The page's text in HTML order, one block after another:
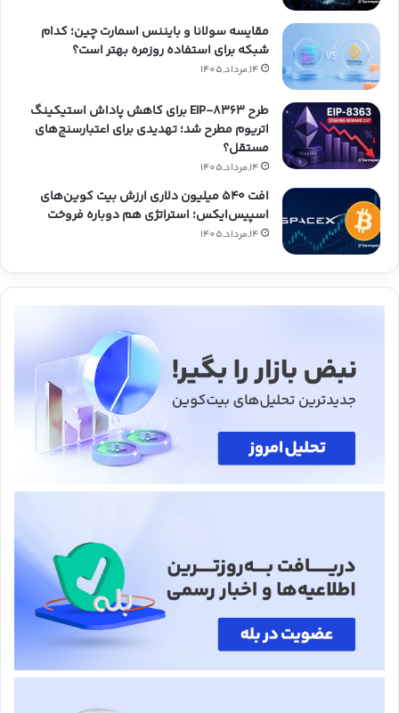
مقایسه سولانا و بایننس اسمارت چین؛ کدام
شبکه برای استفاده روزمره بهتر است؟
14,مرداد,1405
طرح EIP-8363 برای کاهش پاداش استیکینگ
اتریوم مطرح شد؛ تهدیدی برای اعتبارسنج‌های
مستقل؟
14,مرداد,1405
افت ۵۴۰ میلیون دلاری ارزش بیت کوین‌های
اسپیس‌ایکس؛ استراتژی هم دوباره فروخت
14,مرداد,1405